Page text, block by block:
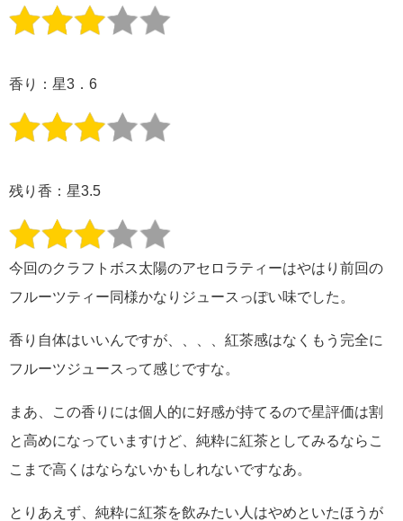
香り：星3．6
残り香：星3.5
今回のクラフトボス太陽のアセロラティーはやはり前回の
フルーツティー同様かなりジュースっぽい味でした。
香り自体はいいんですが、、、、紅茶感はなくもう完全に
フルーツジュースって感じですな。
まあ、この香りには個人的に好感が持てるので星評価は割
と高めになっていますけど、純粋に紅茶としてみるならこ
こまで高くはならないかもしれないですなあ。
とりあえず、純粋に紅茶を飲みたい人はやめといたほうが